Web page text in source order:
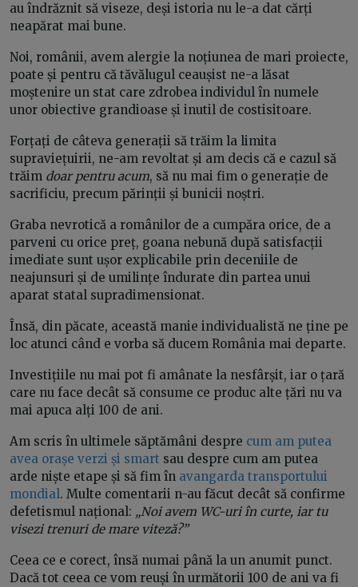
au îndrăznit să viseze, deși istoria nu le-a dat cărți
neapărat mai bune.
Noi, românii, avem alergie la noțiunea de mari proiecte,
poate și pentru că tăvălugul ceaușist ne-a lăsat
moștenire un stat care zdrobea individul în numele
unor obiective grandioase și inutil de costisitoare.
Forțați de câteva generații să trăim la limita
supraviețuirii, ne-am revoltat și am decis că e cazul să
trăim doar pentru acum, să nu mai fim o generație de
sacrificiu, precum părinții și bunicii noștri.
Graba nevrotică a românilor de a cumpăra orice, de a
parveni cu orice preț, goana nebună după satisfacții
imediate sunt ușor explicabile prin deceniile de
neajunsuri și de umilințe îndurate din partea unui
aparat statal supradimensionat.
Însă, din păcate, această manie individualistă ne ține pe
loc atunci când e vorba să ducem România mai departe.
Investițiile nu mai pot fi amânate la nesfârșit, iar o țară
care nu face decât să consume ce produc alte țări nu va
mai apuca alți 100 de ani.
Am scris în ultimele săptămâni despre cum am putea
avea orașe verzi și smart sau despre cum am putea
arde niște etape și să fim în avangarda transportului
mondial. Multe comentarii n-au făcut decât să confirme
defetismul național: „Noi avem WC-uri în curte, iar tu
visezi trenuri de mare viteză?”
Ceea ce e corect, însă numai până la un anumit punct.
Dacă tot ceea ce vom reuși în următorii 100 de ani va fi